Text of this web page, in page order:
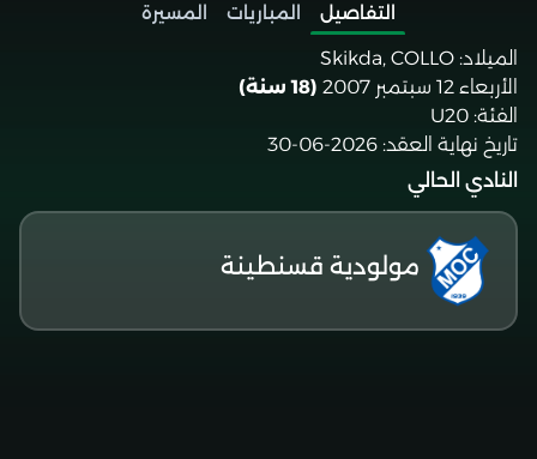
التفاصيل المباريات
المسيرة
الميلاد: Skikda, COLLO
الأربعاء 12 سبتمبر 2007
(18 سنة)
الفئة: U20
تاريخ نهاية العقد: 2026-06-30
النادي الحالي
مولودية قسنطينة